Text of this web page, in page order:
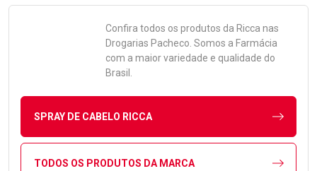
Confira todos os produtos da Ricca nas
Drogarias Pacheco. Somos a Farmácia
com a maior variedade e qualidade do
Brasil.
SPRAY DE CABELO RICCA
TODOS OS PRODUTOS DA MARCA